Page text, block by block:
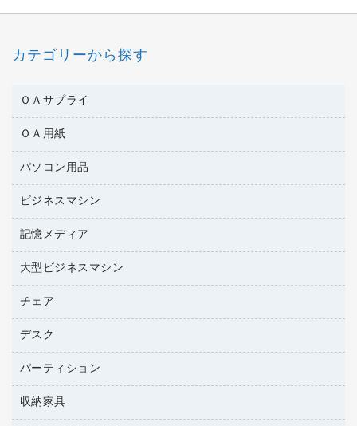
カテゴリーから探す
ＯＡサプライ
互換インクカートリッジ
ワープロリボン
リサイクルトナー（リターン方式）
リサイクルトナー（プール方式）
リサイクルインクカートリッジ
ファクシミリトナー
トナーカートリッジ
コピートナー
ＯＡ用紙
名刺用紙
帳票用紙／フォーム用紙
ワープロ用紙
ラベル用紙
プロッター用紙
ハガキ用紙
その他コピー用紙・プリンタ用紙
コピー用紙
パソコン用品
パソコン周辺機器
各種ケーブル
マウスパッド
マウス
パソコンバッグ／収納用品
ネットワーク／ＬＡＮ機器
ネットワーク／ＬＡＮアクセサリー
セキュリティ用品
ビジネスマシン
電話機
レーザープリンタ／複合機
メモリーカード
プロジェクタ
ファクシミリ
デジタルカメラ
スキャナー
記憶メディア
ブルーレイディスク
ＣＤ－ＲＷ
ＣＤ－Ｒ
メディア収納用品
大型ビジネスマシン
プリンタ
チェア
応接イス・ベンチ
オフィスチェア
デスク
ミーティングテーブル
デスク
カウンター
パーティション
ホワイトボード・黒板
収納家具